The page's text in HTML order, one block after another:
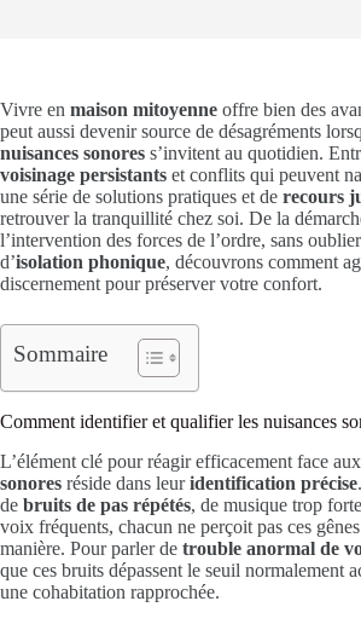
Vivre en maison mitoyenne offre bien des
peut aussi devenir source de désagréments
nuisances sonores s’invitent au quotidien.
voisinage persistants et conflits qui peuvent
une série de solutions pratiques et de recours
retrouver la tranquillité chez soi. De la
l’intervention des forces de l’ordre, sans
d’isolation phonique, découvrons comment
discernement pour préserver votre confort.
Sommaire
Comment identifier et qualifier les nuisances
L’élément clé pour réagir efficacement face aux
sonores réside dans leuridentification précise
de bruits de pas répétés, de musique trop
voix fréquents, chacun ne perçoit pas ces
manière. Pour parler de trouble anormal de
que ces bruits dépassent le seuil normalement
une cohabitation rapprochée.